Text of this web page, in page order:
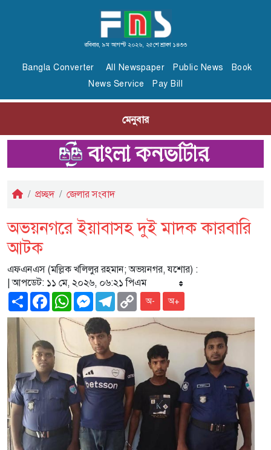
রবিবার, ৯ম আগস্ট ২০২৬, ২৫শে শ্রাবণ ১৪৩৩
Bangla Converter All Newspaper Public News
Book
News Service
Pay Bill
মেনুবার
প্রচ্ছদ জেলার সংবাদ
অভয়নগরে ইয়াবাসহ দুই মাদক কারবারি
আটক
এফএনএস (মল্লিক খলিলুর রহমান; অভয়নগর, যশোর) :
| আপডেট: ১১ মে, ২০২৬, ০৬:২১ পিএম
ShareFacebookWhatsAppMessenger
Telegram
Copy
Link
অ- অ+